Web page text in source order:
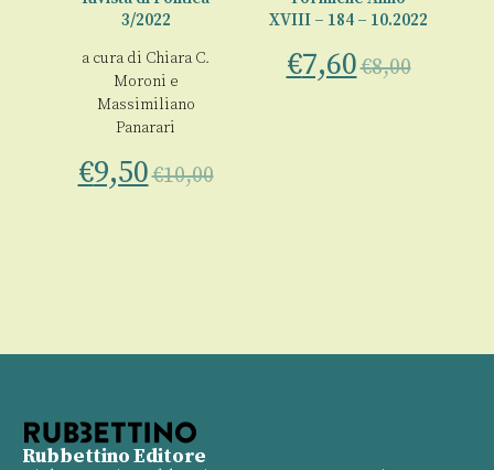
3/2022
a cura di Chiara C.
Moroni e
Massimiliano
Panarari
€9,50€10,00
XVIII – 184 – 10.2022
€7,60€8,00
Rubbettino Editore